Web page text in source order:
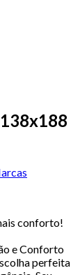
conforto!
e Conforto
perfeita